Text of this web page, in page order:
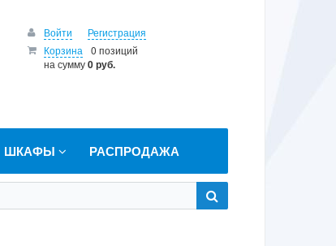
Войти
Регистрация
Корзина
0 позиций
на сумму0 руб.
ШКАФЫ РАСПРОДАЖА